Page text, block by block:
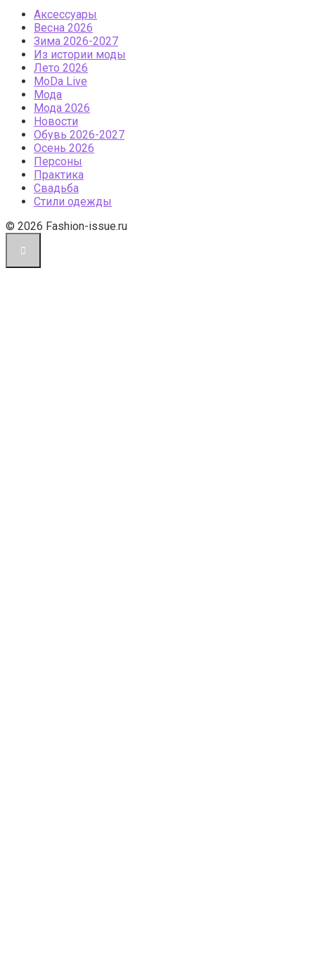
Аксессуары
Весна 2026
Зима 2026-2027
Из истории моды
Лето 2026
МоDа Live
Мода
Мода 2026
Новости
Обувь 2026-2027
Осень 2026
Персоны
Практика
Свадьба
Стили одежды
© 2026 Fashion-issue.ru